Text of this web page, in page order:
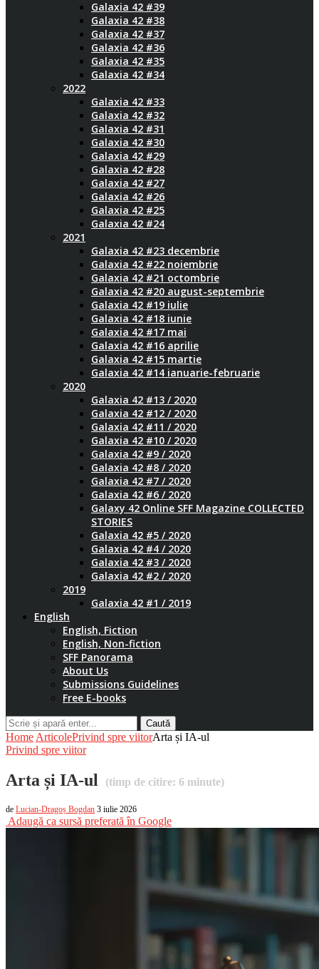
Galaxia 42 #39
Galaxia 42 #38
Galaxia 42 #37
Galaxia 42 #36
Galaxia 42 #35
Galaxia 42 #34
2022
Galaxia 42 #33
Galaxia 42 #32
Galaxia 42 #31
Galaxia 42 #30
Galaxia 42 #29
Galaxia 42 #28
Galaxia 42 #27
Galaxia 42 #26
Galaxia 42 #25
Galaxia 42 #24
2021
Galaxia 42 #23 decembrie
Galaxia 42 #22 noiembrie
Galaxia 42 #21 octombrie
Galaxia 42 #20 august-septembrie
Galaxia 42 #19 iulie
Galaxia 42 #18 iunie
Galaxia 42 #17 mai
Galaxia 42 #16 aprilie
Galaxia 42 #15 martie
Galaxia 42 #14 ianuarie-februarie
2020
Galaxia 42 #13 / 2020
Galaxia 42 #12 / 2020
Galaxia 42 #11 / 2020
Galaxia 42 #10 / 2020
Galaxia 42 #9 / 2020
Galaxia 42 #8 / 2020
Galaxia 42 #7 / 2020
Galaxia 42 #6 / 2020
Galaxy 42 Online SFF Magazine COLLECTED
STORIES
Galaxia 42 #5 / 2020
Galaxia 42 #4 / 2020
Galaxia 42 #3 / 2020
Galaxia 42 #2 / 2020
2019
Galaxia 42 #1 / 2019
English
English, Fiction
English, Non-fiction
SFF Panorama
About Us
Submissions Guidelines
Free E-books
Caută
Home ArticolePrivind spre viitorArta și IA-ul
Privind spre viitor
Arta și IA-ul (timp de citire: 6 minute)
de Lucian-Dragoș Bogdan 3 iulie 2026
Adaugă ca sursă preferată în Google